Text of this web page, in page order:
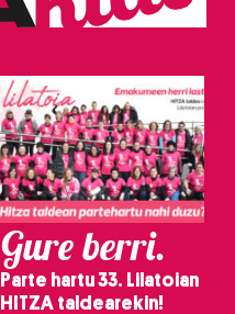
Gure berri.
Parte hartu 33. Lilatoian
HITZA taldearekin!